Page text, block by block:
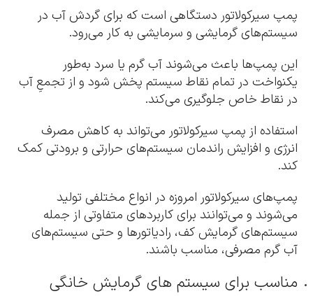
پمپ سیرکولاتور دستگاهی است که برای گردش آب در
سیستم‌های گرمایشی و سرمایشی به کار می‌رود.
این پمپ‌ها باعث می‌شوند آب گرم یا سرد به‌طور
یکنواخت در تمام نقاط سیستم پخش شود و از تجمعِ آب
در نقاط خاص جلوگیری می‌کند.
استفاده از پمپ سیرکولاتور می‌تواند به کاهش مصرف
انرژی و افزایش راندمان سیستم‌های حرارتی و برودتی کمک
کند.
پمپ‌های سیرکولاتور امروزه در انواع مختلفی تولید
می‌شوند و می‌توانند برای کاربردهای متفاوتی از جمله
سیستم‌های گرمایش کف، رادیاتورها و حتی سیستم‌های
آب گرم مصرفی، مناسب باشند.
مناسب برای سیستم های گرمایش خانگی